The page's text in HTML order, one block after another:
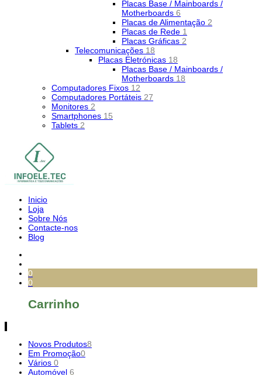
Placas Base / Mainboards /
Motherboards 6
Placas de Alimentação 2
Placas de Rede 1
Placas Gráficas 2
Telecomunicações 18
Placas Eletrónicas 18
Placas Base / Mainboards /
Motherboards 18
Computadores Fixos 12
Computadores Portáteis 27
Monitores 2
Smartphones 15
Tablets 2
Inicio
Loja
Sobre Nós
Contacte-nos
Blog
0
0
Carrinho
Novos Produtos8
Em Promoção0
Vários 0
Automóvel 6